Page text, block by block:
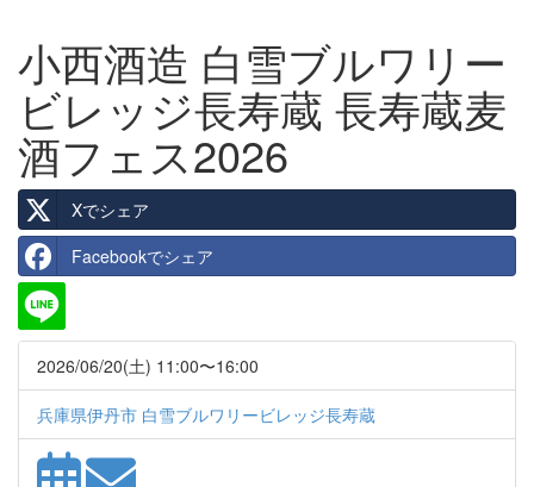
小西酒造 白雪ブルワリー
ビレッジ長寿蔵 長寿蔵麦
酒フェス2026
Xでシェア
Facebookでシェア
2026/06/20(土) 11:00〜16:00
兵庫県伊丹市 白雪ブルワリービレッジ長寿蔵